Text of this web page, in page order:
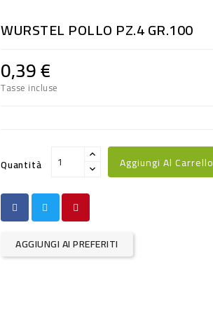
WURSTEL POLLO PZ.4 GR.100
0,39 €
Tasse incluse
Quantità Aggiungi Al Carrello
AGGIUNGI AI PREFERITI